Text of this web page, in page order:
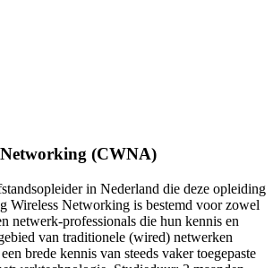
Networking (CWNA)
in Nederland die deze opleiding
Wireless Networking is bestemd voor zowel
netwerk-professionals die hun kennis en
van traditionele (wired) netwerken
brede kennis van steeds vaker toegepaste